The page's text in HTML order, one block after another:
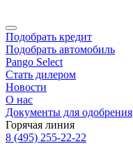
Подобрать кредит
Подобрать автомобиль
Pango Select
Стать дилером
Новости
О нас
Документы для одобрения
Горячая линия
8 (495) 255-22-22